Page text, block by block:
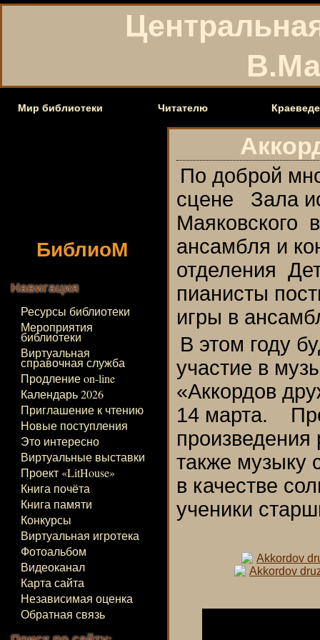
Мир библиотеки Читателю
БиблиоМ
Навигация
Ресурсы библиотеки
Мероприятия
библиотеки
Виртуальная
справочная служба
Продление on-line
Календарь 2026
Приглашение к чтению
Новые поступления
Это интересно
Виртуальные выставки
Проект «LitHouse»
Книга почёта
Книга памяти
Конкурсы
Виртуальная игротека
Фотоальбом
Видеоканал
Карта сайта
Независимая оценка
Обратная связь
По доброй
сцене Зала
Маяковского
ансамбля и
отделения
пианисты
игры в
В этом году
участие в
«Аккордов
14 марта.
произведения
также музыку
в качестве
ученики